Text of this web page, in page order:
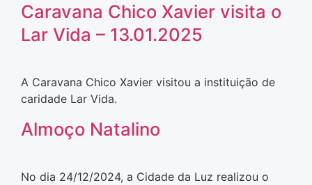
Caravana Chico Xavier visita o
Lar Vida – 13.01.2025
A Caravana Chico Xavier visitou a instituição de
caridade Lar Vida.
Almoço Natalino
No dia 24/12/2024, a Cidade da Luz realizou o